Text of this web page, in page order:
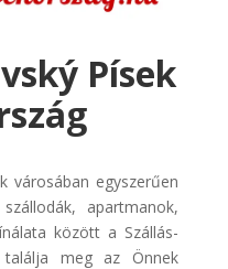
Písek
városában egyszerűen
apartmanok,
között a Szállás-
találja meg az Önnek